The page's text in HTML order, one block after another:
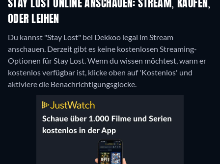
STAY LOST ONLINE ANSCHAUEN: STREAM, KAUFEN,
ODER LEIHEN
Du kannst "Stay Lost" bei Dekkoo legal im Stream
anschauen. Derzeit gibt es keine kostenlosen Streaming-
Optionen für Stay Lost. Wenn du wissen möchtest, wann er
kostenlos verfügbar ist, klicke oben auf 'Kostenlos' und
aktiviere die Benachrichtigungsglocke.